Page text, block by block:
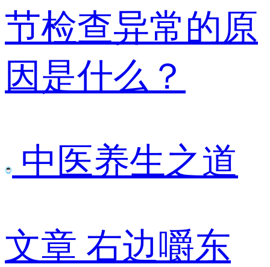
节检查异常的原
因是什么？
中医养生之道
文章 右边嚼东